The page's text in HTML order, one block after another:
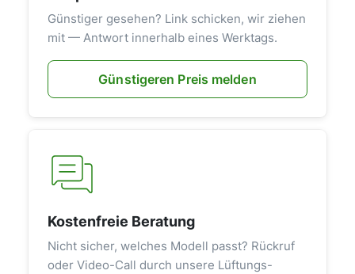
Günstiger gesehen? Link schicken, wir ziehen
mit — Antwort innerhalb eines Werktags.
Günstigeren Preis melden
Kostenfreie Beratung
Nicht sicher, welches Modell passt? Rückruf
oder Video-Call durch unsere Lüftungs-